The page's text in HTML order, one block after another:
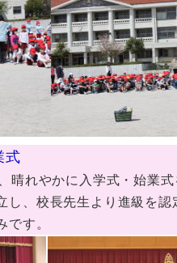
式
れやかに入学式・始業
し、校長先生より進級を
です。